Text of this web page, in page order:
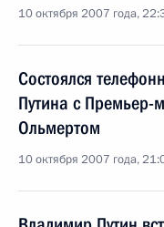
10 октября 2007 года,
Состоялся
Путина с Премьер-
Ольмертом
10 октября 2007 года,